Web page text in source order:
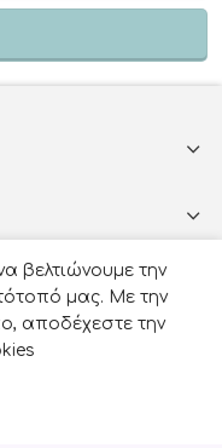
βελτιώνουμε την
μας. Με την
αποδέχεστε την